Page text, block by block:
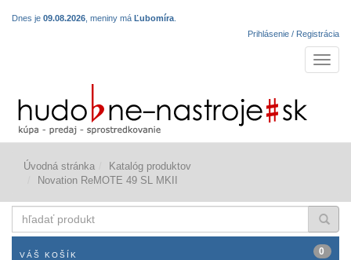
Dnes je 09.08.2026 , meniny má Ľubomíra
Prihlásenie / Registrácia
Úvodná stránka
Katalóg produktov
Novation ReMOTE 49 SL MKII
produkt
VÁŠ KOŠÍK 0